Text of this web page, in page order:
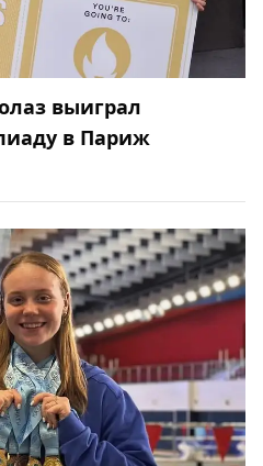
выиграл
в Париж